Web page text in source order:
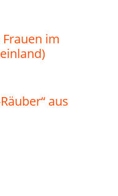
im
aus